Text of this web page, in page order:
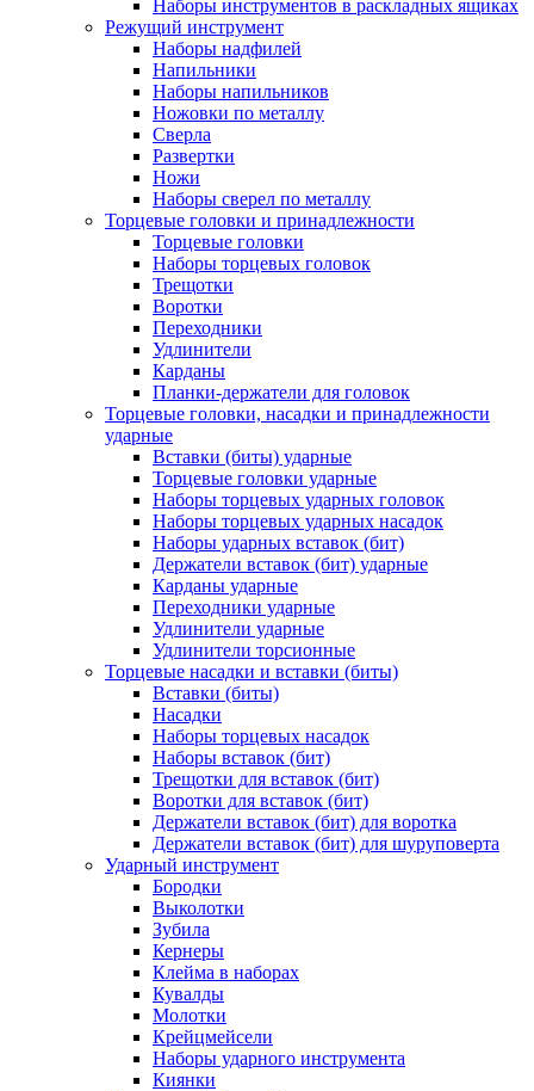
Наборы инструментов в раскладных ящиках
Режущий инструмент
Наборы надфилей
Напильники
Наборы напильников
Ножовки по металлу
Сверла
Развертки
Ножи
Наборы сверел по металлу
Торцевые головки и принадлежности
Торцевые головки
Наборы торцевых головок
Трещотки
Воротки
Переходники
Удлинители
Карданы
Планки-держатели для головок
Торцевые головки, насадки и принадлежности
ударные
Вставки (биты) ударные
Торцевые головки ударные
Наборы торцевых ударных головок
Наборы торцевых ударных насадок
Наборы ударных вставок (бит)
Держатели вставок (бит) ударные
Карданы ударные
Переходники ударные
Удлинители ударные
Удлинители торсионные
Торцевые насадки и вставки (биты)
Вставки (биты)
Насадки
Наборы торцевых насадок
Наборы вставок (бит)
Трещотки для вставок (бит)
Воротки для вставок (бит)
Держатели вставок (бит) для воротка
Держатели вставок (бит) для шуруповерта
Ударный инструмент
Бородки
Выколотки
Зубила
Кернеры
Клейма в наборах
Кувалды
Молотки
Крейцмейсели
Наборы ударного инструмента
Киянки